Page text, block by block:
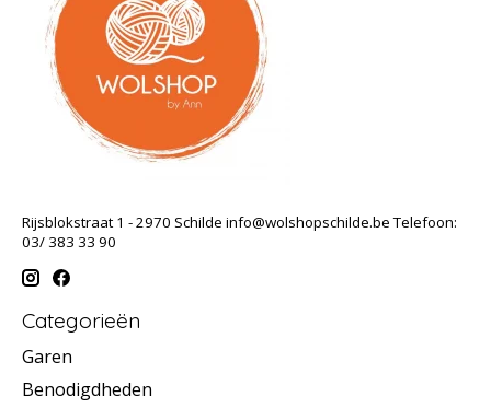
Rijsblokstraat 1 - 2970 Schilde info@wolshopschilde.beTelefoon:
03/ 383 33 90
Categorieën
Garen
Benodigdheden